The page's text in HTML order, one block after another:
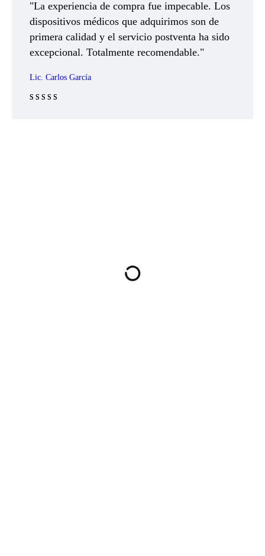
"La experiencia de compra fue impecable. Los
dispositivos médicos que adquirimos son de
primera calidad y el servicio postventa ha sido
excepcional. Totalmente recomendable."
Lic. Carlos García